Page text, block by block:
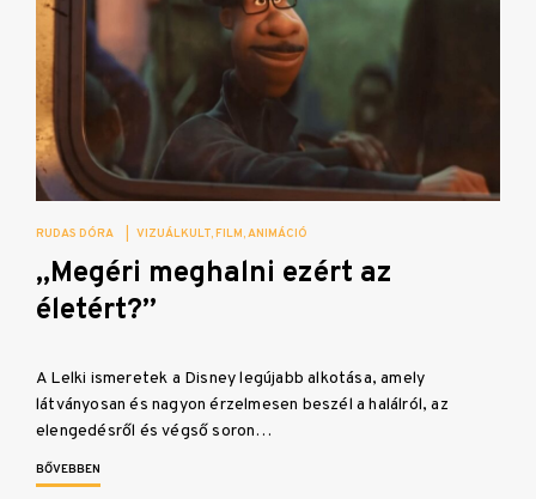
RUDAS DÓRA VIZUÁLKULT FILM ANIMÁCIÓ
„Megéri meghalni ezért az
életért?”
A Lelki ismeretek a Disney legújabb alkotása, amely
látványosan és nagyon érzelmesen beszél a halálról, az
elengedésről és végső soron…
BŐVEBBEN